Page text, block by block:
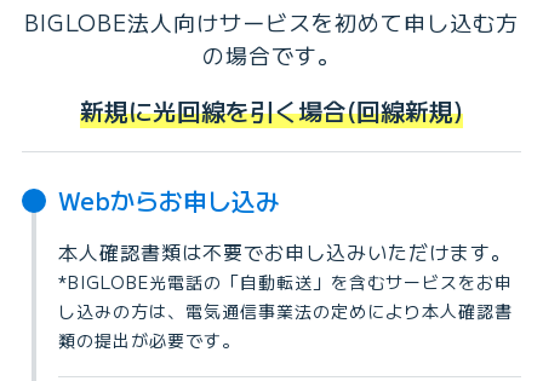
BIGLOBE法人向けサービスを初めて申し込む方
の場合です。
新規に光回線を引く場合(回線新規)
Webからお申し込み
本人確認書類は不要でお申し込みいただけます。
*BIGLOBE光電話の「自動転送」を含むサービスをお申
し込みの方は、電気通信事業法の定めにより本人確認書
類の提出が必要です。